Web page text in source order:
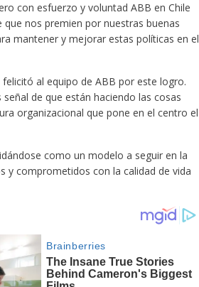
con esfuerzo y voluntad ABB en Chile
nos premien por nuestras buenas
mantener y mejorar estas políticas en el
al equipo de ABB por este logro.
de que están haciendo las cosas
organizacional que pone en el centro el
como un modelo a seguir en la
y comprometidos con la calidad de vida